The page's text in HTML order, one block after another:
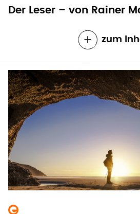
Der Leser – von Rainer
zum